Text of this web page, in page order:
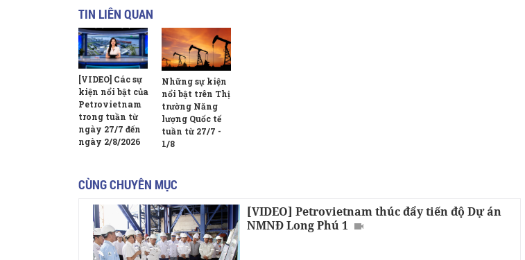
TIN LIÊN QUAN
[VIDEO] Các sự
kiện nổi bật của
Petrovietnam
trong tuần từ
ngày 27/7 đến
ngày 2/8/2026
Những sự kiện
nổi bật trên Thị
trường Năng
lượng Quốc tế
tuần từ 27/7 -
1/8
CÙNG CHUYÊN MỤC
[VIDEO] Petrovietnam thúc đẩy tiến độ Dự án
NMNĐ Long Phú 1